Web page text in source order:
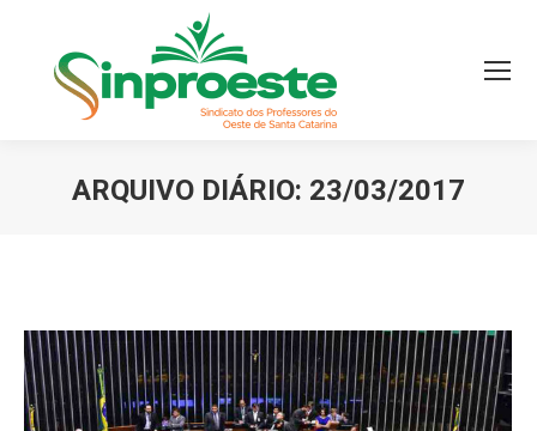
ARQUIVO DIÁRIO: 23/03/2017